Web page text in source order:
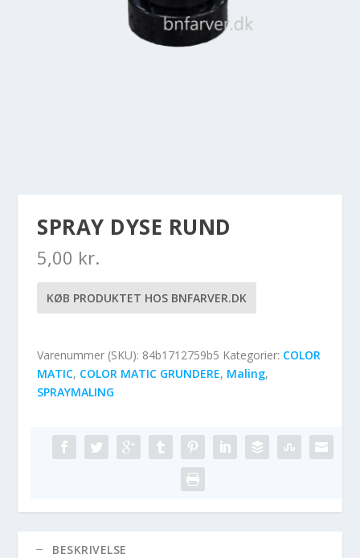
SPRAY DYSE RUND
5,00 kr.
KØB PRODUKTET HOS BNFARVER.DK
Varenummer (SKU): 84b1712759b5 Kategorier: COLOR
MATIC, COLOR MATIC GRUNDERE, Maling,
SPRAYMALING
BESKRIVELSE